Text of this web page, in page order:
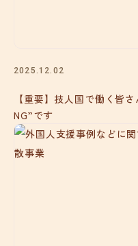
2025.12.02
【重要】技人国で働く皆
NG”です